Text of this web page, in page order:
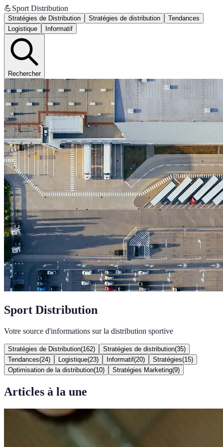
💪Sport Distribution
Stratégies de Distribution Stratégies de distribution
Tendances
Logistique
Informatif
Rechercher
Sport Distribution
Votre source d'informations sur la distribution sportive
Stratégies de Distribution(162) Stratégies de distribution(35)
Tendances(24) Logistique(23) Informatif(20) Stratégies(15)
Optimisation de la distribution(10) Stratégies Marketing(9)
Articles à la une